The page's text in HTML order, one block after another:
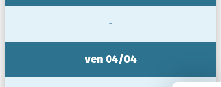
-
ven 04/04